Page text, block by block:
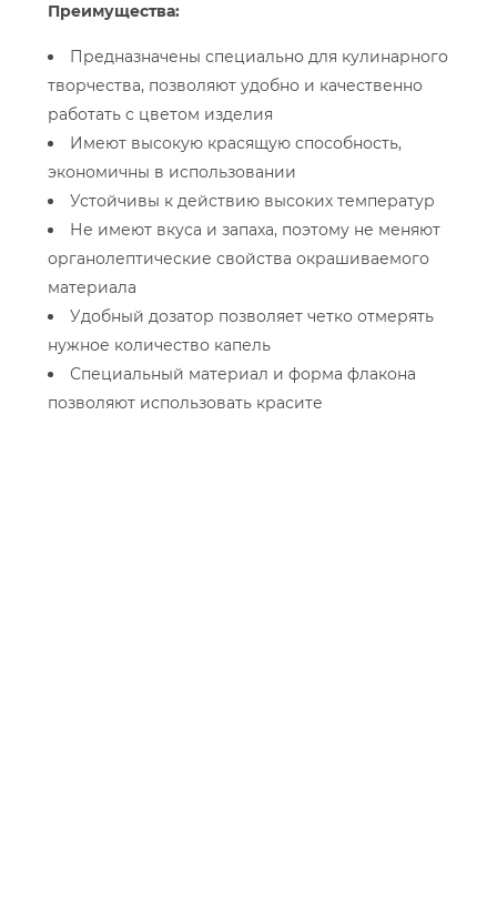
Преимущества:
Предназначены специально для кулинарного
творчества, позволяют удобно и качественно
работать с цветом изделия
Имеют высокую красящую способность,
экономичны в использовании
Устойчивы к действию высоких температур
Не имеют вкуса и запаха, поэтому не меняют
органолептические свойства окрашиваемого
материала
Удобный дозатор позволяет четко отмерять
нужное количество капель
Специальный материал и форма флакона
позволяют использовать красите